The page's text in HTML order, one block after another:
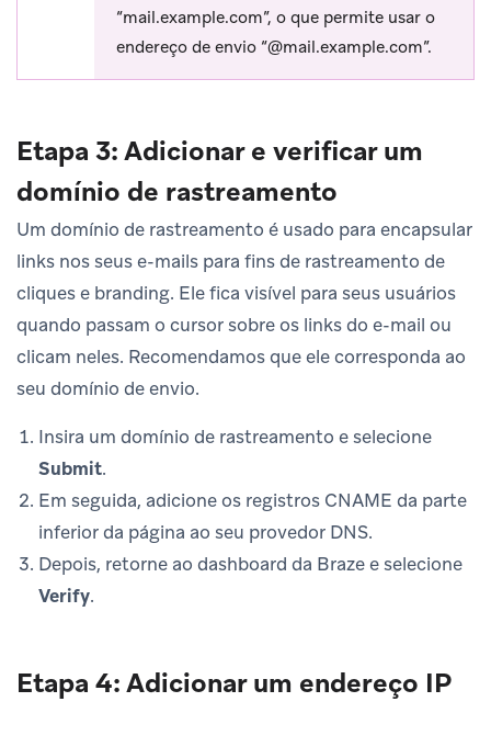
“mail.example.com”, o que permite usar o
endereço de envio “@mail.example.com”.
Etapa 3: Adicionar e verificar um
domínio de rastreamento
Um domínio de rastreamento é usado para encapsular
links nos seus e-mails para fins de rastreamento de
cliques e branding. Ele fica visível para seus usuários
quando passam o cursor sobre os links do e-mail ou
clicam neles. Recomendamos que ele corresponda ao
seu domínio de envio.
Insira um domínio de rastreamento e selecione
Submit.
Em seguida, adicione os registros CNAME da parte
inferior da página ao seu provedor DNS.
Depois, retorne ao dashboard da Braze e selecione
Verify.
Etapa 4: Adicionar um endereço IP